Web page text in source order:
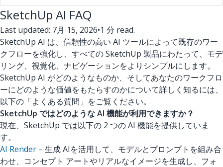
SketchUp AI FAQ
Last updated: 7月 15, 2026•1 分 read.
SketchUp AI は、信頼性の高い AI ツールによって既存のワー
クフローを強化し、すべての SketchUp 製品にわたって、モデ
リング、視覚化、ナビゲーションをよりシンプルにします。
SketchUp AI がどのようなものか、そしてあなたのワークフロ
ーにどのような価値をもたらすのかについて詳しく知るには、
以下の「よくある質問」をご覧ください。
SketchUp ではどのような AI 機能が利用できますか？
現在、SketchUp では以下の 2 つの AI 機能を提供していま
す。
AI Render – 生成 AIを活用して、モデルとプロンプトを組み合
わせ、コンセプト アートやリアルなイメージを生成し、フォ